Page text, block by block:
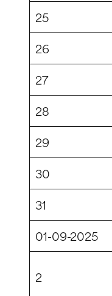
25
26
27
28
29
30
31
01-09-2025
2